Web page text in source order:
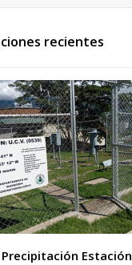
recientes
Estación